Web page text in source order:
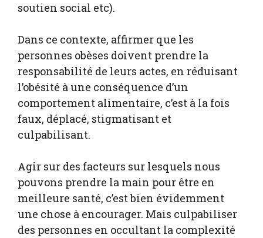
soutien social etc).
Dans ce contexte, affirmer que les
personnes obèses doivent prendre la
responsabilité de leurs actes, en réduisant
l’obésité à une conséquence d’un
comportement alimentaire, c’est à la fois
faux, déplacé, stigmatisant et
culpabilisant.
Agir sur des facteurs sur lesquels nous
pouvons prendre la main pour être en
meilleure santé, c’est bien évidemment
une chose à encourager. Mais culpabiliser
des personnes en occultant la complexité